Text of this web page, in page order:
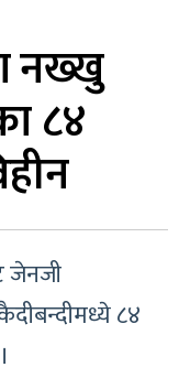
नख्खु
८४
जेनजी
८४